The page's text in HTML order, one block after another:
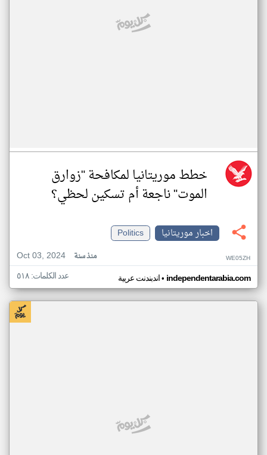
خطط موريتانيا لمكافحة "زوارق
الموت" ناجعة أم تسكين لحظي؟
اخبار موريتانيا
Politics
Oct 03, 2024
منذ سنة WE05ZH
اندبندنت عربية• independentarabia.com عدد الكلمات: ٥١٨